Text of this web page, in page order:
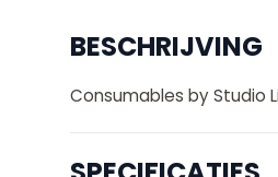
BESCHRIJVING
Consumables by Studio